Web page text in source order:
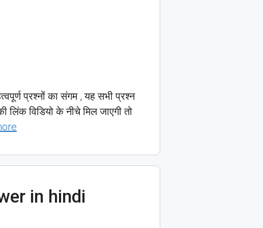
प्रश्नों का संगम , यह सभी प्रश्न
लिंक विडियो के नीचे मिल जाएगी तो
in hindi